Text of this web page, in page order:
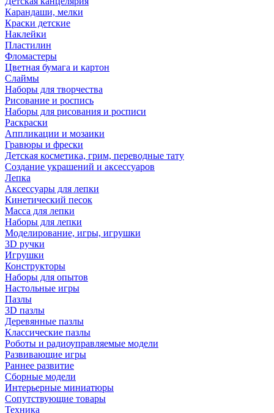
Карандаши, мелки
Краски детские
Наклейки
Пластилин
Фломастеры
Цветная бумага и картон
Слаймы
Наборы для творчества
Рисование и роспись
Наборы для рисования и росписи
Раскраски
Аппликации и мозаики
Гравюры и фрески
Детская косметика, грим, переводные тату
Создание украшений и аксессуаров
Лепка
Аксессуары для лепки
Кинетический песок
Масса для лепки
Наборы для лепки
Моделирование, игры, игрушки
3D ручки
Игрушки
Конструкторы
Наборы для опытов
Настольные игры
Пазлы
3D пазлы
Деревянные пазлы
Классические пазлы
Роботы и радиоуправляемые модели
Развивающие игры
Раннее развитие
Сборные модели
Интерьерные миниатюры
Сопутствующие товары
Техника